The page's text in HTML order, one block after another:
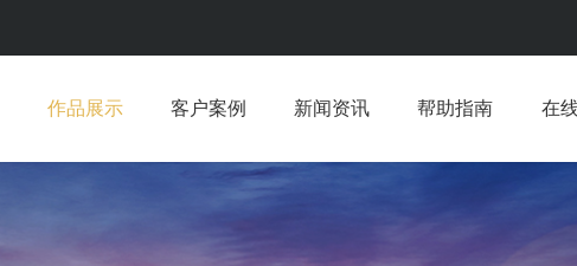
作品展示 客户案例 新闻资讯 帮助指南 在